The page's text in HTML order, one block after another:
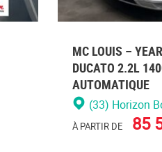
MC LOUIS –
DUCATO 2.2L
AUTOMATIQUE
(33) Horizon
À PARTIR DE 85